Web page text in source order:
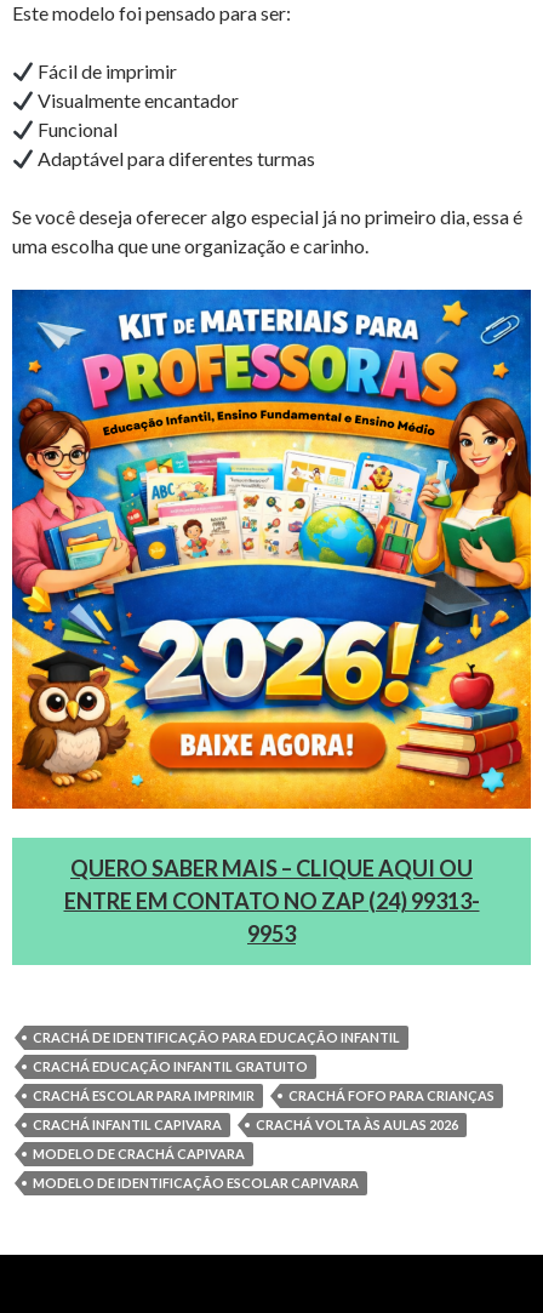
Este modelo foi pensado para ser:
Fácil de imprimir
Visualmente encantador
Funcional
Adaptável para diferentes turmas
Se você deseja oferecer algo especial já no primeiro dia, essa é
uma escolha que une organização e carinho.
QUERO SABER MAIS – CLIQUE AQUI OU
ENTRE EM CONTATO NO ZAP (24) 99313-
9953
CRACHÁ DE IDENTIFICAÇÃO PARA EDUCAÇÃO INFANTIL
CRACHÁ EDUCAÇÃO INFANTIL GRATUITO
CRACHÁ ESCOLAR PARA IMPRIMIR
CRACHÁ FOFO PARA CRIANÇAS
CRACHÁ INFANTIL CAPIVARA
CRACHÁ VOLTA ÀS AULAS 2026
MODELO DE CRACHÁ CAPIVARA
MODELO DE IDENTIFICAÇÃO ESCOLAR CAPIVARA